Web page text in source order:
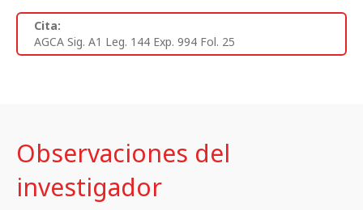
Cita:
AGCA Sig. A1 Leg. 144 Exp. 994 Fol. 25
Observaciones del
investigador